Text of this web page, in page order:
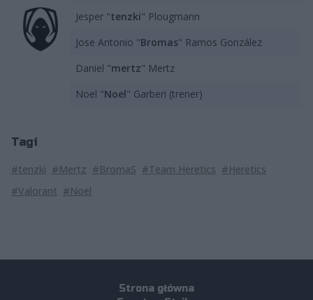
Jesper "tenzki" Plougmann
Jose Antonio "Bromas" Ramos González
Daniel "mertz" Mertz
Noel "Noel" Garberi (trener)
Tagi
#tenzki #Mertz #BromaS #Team Heretics #Heretics
#Valorant #Noel
Strona główna